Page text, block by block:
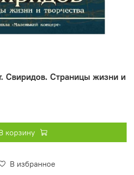
Свиридов. Страницы жизни и
В избранное
корзину